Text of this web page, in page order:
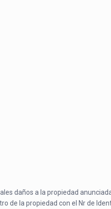
daños a la propiedad
de la propiedad con el Nr de